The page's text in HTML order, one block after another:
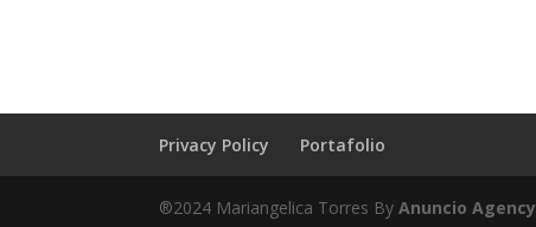
Privacy Policy Portafolio
®2024 Mariangelica Torres ByAnuncio Agency